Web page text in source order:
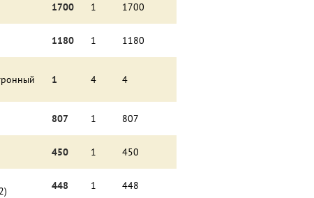
1700 1 1700
1180 1 1180
1 4 4
807 1 807
450 1 450
448 1 448